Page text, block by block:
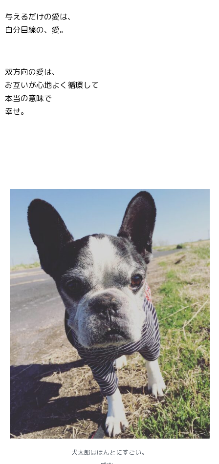
与えるだけの愛は、
自分目線の、愛。
双方向の愛は、
お互いが心地よく循環して
本当の意味で
幸せ。
犬太郎はほんとにすごい。